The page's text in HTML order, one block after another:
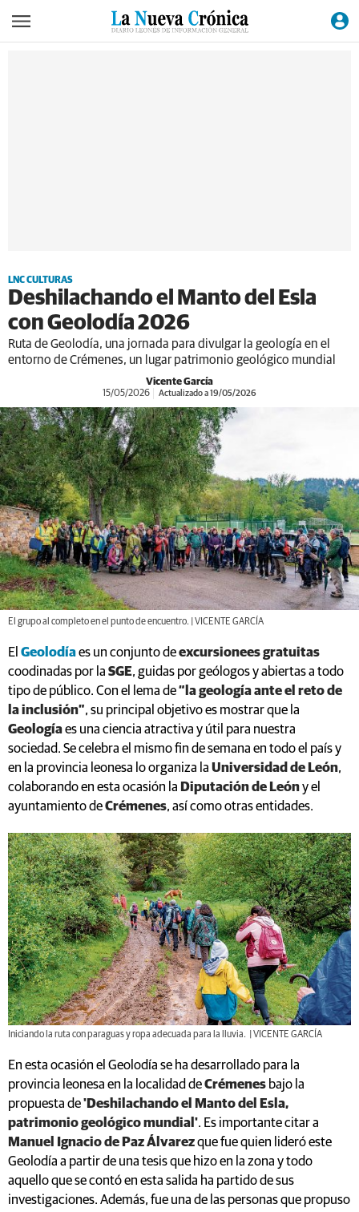
LNC CULTURAS
Deshilachando el Manto del Esla
con Geolodía 2026
Ruta de Geolodía, una jornada para divulgar la geología en el
entorno de Crémenes, un lugar patrimonio geológico mundial
Vicente García
15/05/2026 Actualizado a 19/05/2026
El grupo al completo en el punto de encuentro. | VICENTE GARCÍA
El Geolodíaes un conjunto deexcursionees gratuitas
coodinadas por la SGE, guidas por geólogos y abiertas a todo
tipo de público. Con el lema de“la geología ante el reto de
la inclusión”, su principal objetivo es mostrar que la
Geologíaes una ciencia atractiva y útil para nuestra
sociedad. Se celebra el mismo fin de semana en todo el país y
en la provincia leonesa lo organiza la Universidad de León,
colaborando en esta ocasión la Diputación de Leóny el
ayuntamiento deCrémenes, así como otras entidades.
Iniciando la ruta con paraguas y ropa adecuada para la lluvia. | VICENTE GARCÍA
En esta ocasión el Geolodía se ha desarrollado para la
provincia leonesa en la localidad deCrémenes bajo la
propuesta de'Deshilachando el Manto del Esla,
patrimonio geológico mundial'. Es importante citar a
Manuel Ignacio de Paz Álvarezque fue quien lideró este
Geolodía a partir de una tesis que hizo en la zona y todo
aquello que se contó en esta salida ha partido de sus
investigaciones. Además, fue una de las personas que propuso